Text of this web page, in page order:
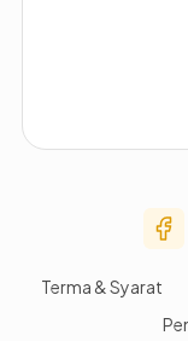
Social
Terma & Syarat